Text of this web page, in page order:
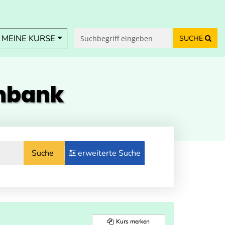
KURSE SUCHE
Suche erweiterte Suche
Kurs merken